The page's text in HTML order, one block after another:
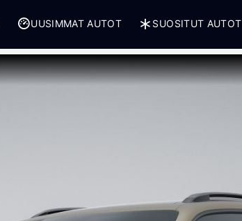
UUSIMMAT AUTOT SUOSITUT AUTOT